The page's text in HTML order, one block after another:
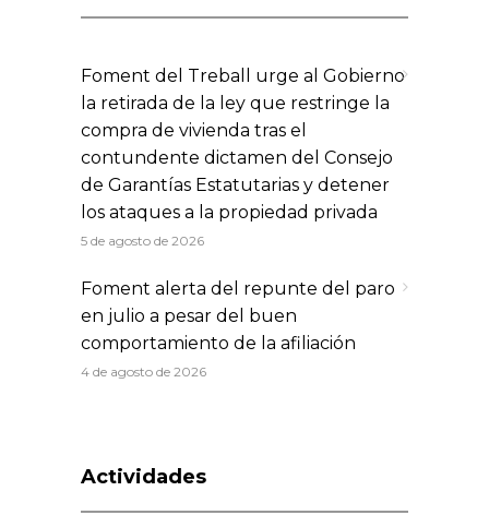
Foment del Treball urge al Gobierno
la retirada de la ley que restringe la
compra de vivienda tras el
contundente dictamen del Consejo
de Garantías Estatutarias y detener
los ataques a la propiedad privada
5 de agosto de 2026
Foment alerta del repunte del paro
en julio a pesar del buen
comportamiento de la afiliación
4 de agosto de 2026
Actividades